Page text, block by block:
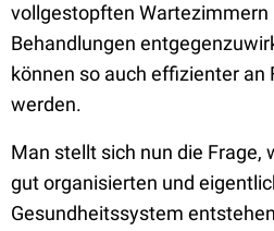
vollgestopften Wartezimmern
Behandlungen
können so auch effizienter
werden.
Man stellt sich nun die Frage,
gut organisierten und
Gesundheitssystem